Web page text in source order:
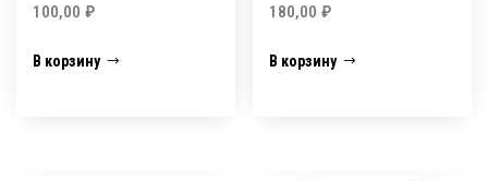
100,00 ₽
В корзину
180,00₽
В корзину